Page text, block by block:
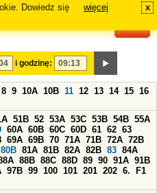
Dowiedz się
więcej x
i godzinę:
8 9 10A 10B 11 12 13 14 15 16
51B 52 53A 53C 53B 54B 55A
60A 60B 60C 60D 61 62 63
69A 69B 70 71A 71B 72A 72B
80B 81A 81B 82A 82B 83 84A
88B 88C 88D 89 90 91A 91B
97B 99 100 101 201 202 6.
F1